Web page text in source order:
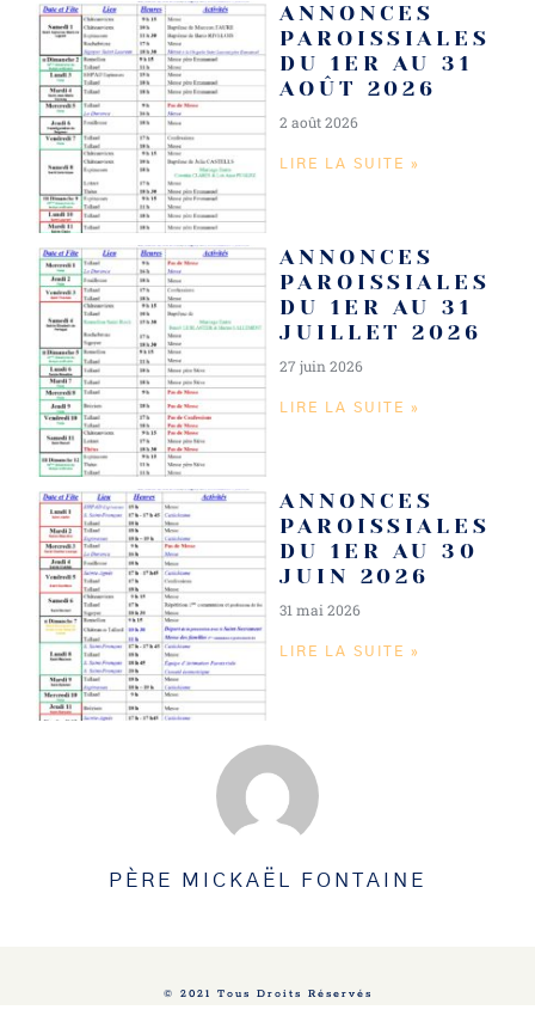
PÈRE MICKAËL FONTAINE
ANNONCES
PAROISSIALES
DU 1ER AU 31
AOÛT 2026
2 août 2026
LIRE LA SUITE »
ANNONCES
PAROISSIALES
DU 1ER AU 31
JUILLET 2026
27 juin 2026
LIRE LA SUITE »
ANNONCES
PAROISSIALES
DU 1ER AU 30
JUIN 2026
31 mai 2026
LIRE LA SUITE »
© 2021 Tous Droits Réservés